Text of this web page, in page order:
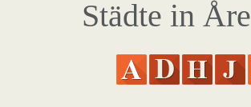
Städte in Åre